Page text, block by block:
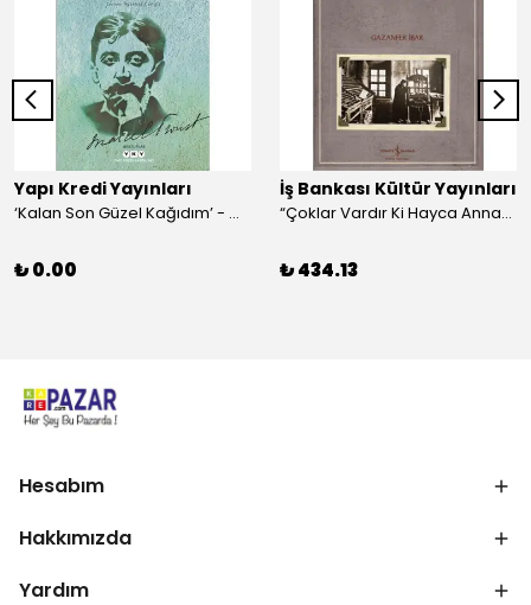
Yapı Kredi Yayınları
‘Kalan Son Güzel Kağıdım’ - Marcel Proust
₺ 0.00
İş Bankası Kültür Yayınları
“Çoklar Vardır Ki Hayca Annamazlar!” - Gazanfer İbar
₺ 434.13
Hesabım
Hakkımızda
Yardım